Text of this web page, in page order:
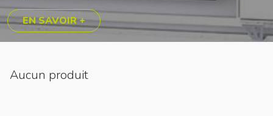
EN SAVOIR +
Aucun produit